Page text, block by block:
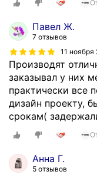
Павел Ж.
7 отзывов
11 ноября
Производят
заказывал у них
практически все
дизайн проекту,
срокам(
Анна Г.
5 отзывов